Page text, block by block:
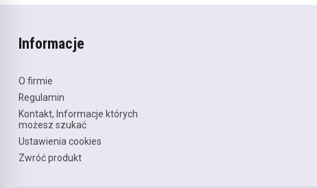
Informacje
O firmie
Regulamin
Kontakt, Informacje których
możesz szukać
Ustawienia cookies
Zwróć produkt